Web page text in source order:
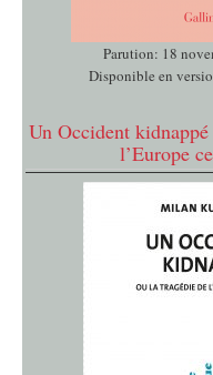
Parution: 18
Disponible en
Un Occident
l’Europe